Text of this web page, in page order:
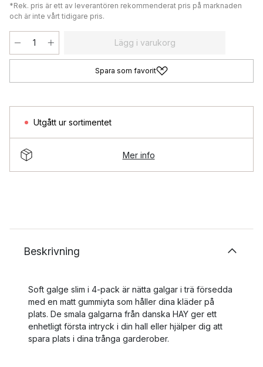
*Rek. pris är ett av leverantören rekommenderat pris på marknaden
och är inte vårt tidigare pris.
Lägg i varukorg
Spara som favorit
Utgått ur sortimentet
Mer info
Beskrivning
Soft galge slim i 4-pack är nätta galgar i trä försedda
med en matt gummiyta som håller dina kläder på
plats. De smala galgarna från danska HAY ger ett
enhetligt första intryck i din hall eller hjälper dig att
spara plats i dina trånga garderober.